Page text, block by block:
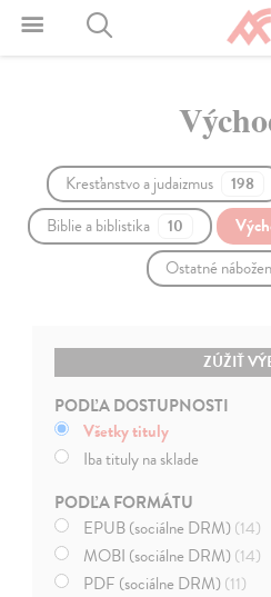
Kresťanstvo a judaizmus 198
Biblie a biblistika 10
Ostatné
ZÚŽIŤ
PODĽA DOSTUPNOSTI
Všetky tituly
Iba tituly na sklade
PODĽA FORMÁTU
EPUB (sociálne DRM)(14)
MOBI (sociálne DRM)(14)
PDF (sociálne DRM)(11)